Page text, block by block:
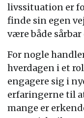
livssituation er
finde sin egen
være både
For nogle
hverdagen i et
engagere sig i
erfaringerne til
mange er